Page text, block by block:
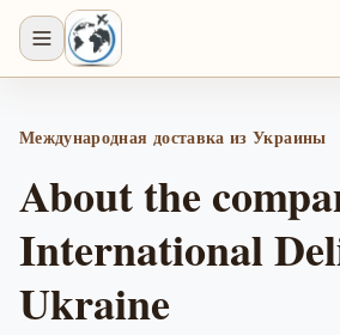
Международная доставка из Украины
About the
International
Ukraine